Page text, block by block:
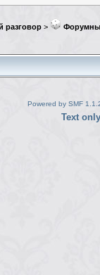
разговор >
Powered by SMF
Text